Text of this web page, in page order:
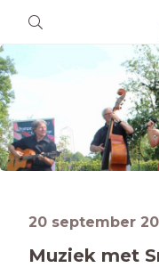
20 september
Muziek met